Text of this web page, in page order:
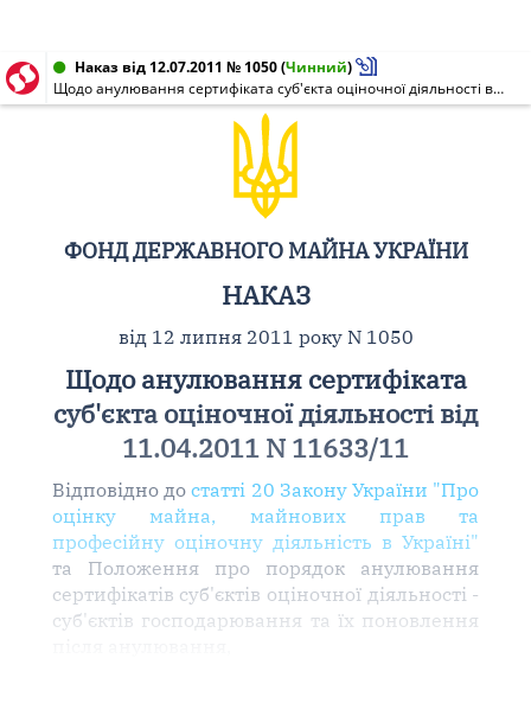
Наказ від 12.07.2011 № 1050(Чинний)
Щодо анулювання сертифіката суб'єкта оціночної діяльності від 11.04.2011 N 11633/11
ФОНД ДЕРЖАВНОГО МАЙНА УКРАЇНИ
НАКАЗ
від 12 липня 2011 року N 1050
Щодо анулювання сертифіката
суб'єкта оціночної діяльності від
11.04.2011 N 11633/11
Відповідно достатті 20 Закону України "Про
оцінку майна, майнових прав та
професійну оціночну діяльність в Україні"
та Положення про порядок анулювання
сертифікатів суб'єктів оціночної діяльності -
суб'єктів господарювання та їх поновлення